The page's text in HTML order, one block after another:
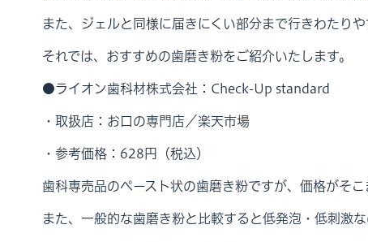
また、ジェルと同様に届きにくい部分まで行きわたりや
それでは、おすすめの歯磨き粉をご紹介いたします。
●ライオン歯科材株式会社：Check-Up standard
・取扱店：お口の専門店／楽天市場
・参考価格：628円（税込）
歯科専売品のペースト状の歯磨き粉ですが、価格がそ
また、一般的な歯磨き粉と比較すると低発泡・低刺激